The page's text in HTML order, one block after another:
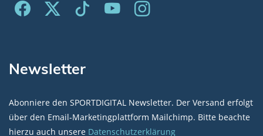
Newsletter
Abonniere den SPORTDIGITAL Newsletter. Der Versand erfolgt
über den Email-Marketingplattform Mailchimp. Bitte beachte
hierzu auch unsere Datenschutzerklärung